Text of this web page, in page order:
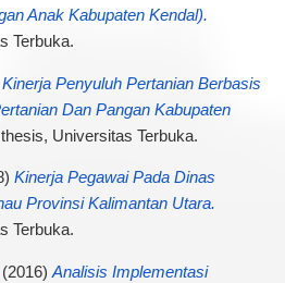
Anak Kabupaten Kendal).
Terbuka.
Kinerja Penyuluh Pertanian Berbasis
Dan Pangan Kabupaten
Universitas Terbuka.
Kinerja Pegawai Pada Dinas
Provinsi Kalimantan Utara.
Terbuka.
(2016) Analisis Implementasi